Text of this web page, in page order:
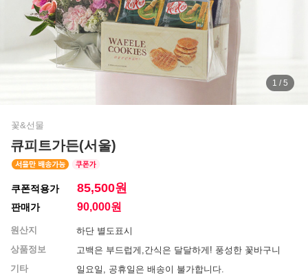
1 / 5
꽃&선물
큐피트가든(서울)
쿠폰적용가 85,500원
판매가 90,000원
원산지
하단 별도표시
상품정보
고백은 부드럽게,간식은 달달하게! 풍성한 꽃바구니
기타
일요일, 공휴일은 배송이 불가합니다.